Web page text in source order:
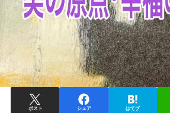
ポスト シェア はてブ